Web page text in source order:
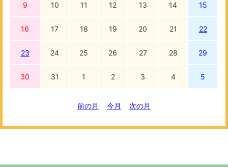
9 10 11 12 13 14 15
16 17 18 19 20 21 22
23 24 25 26 27 28 29
30 31 1 2 3 4 5
前の月 今月 次の月